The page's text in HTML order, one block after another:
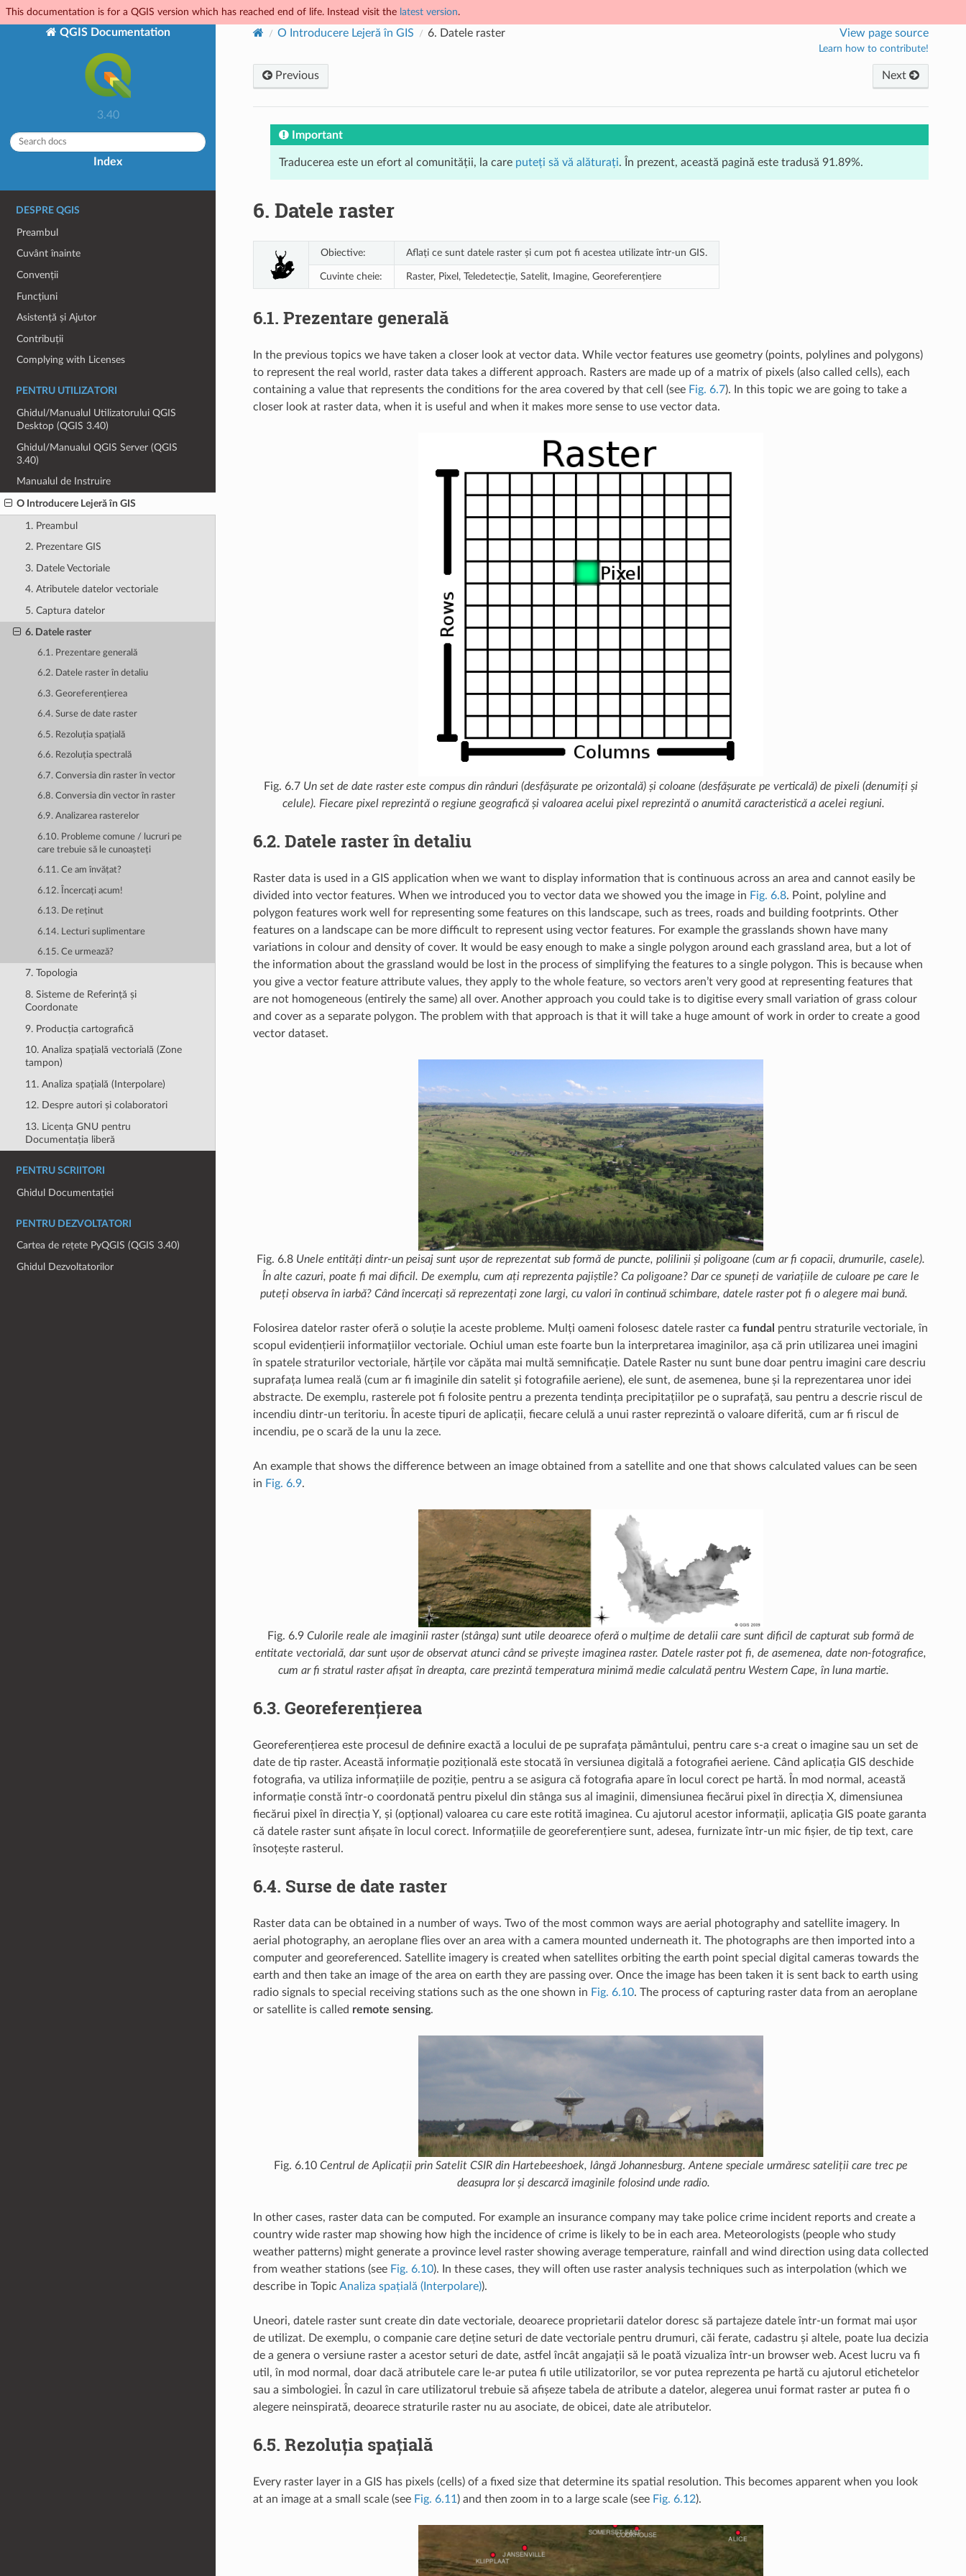
This documentation is for a QGIS version which has reached end of life. Instead visit the latest version.
QGIS Documentation
3.40
Index
DESPRE QGIS
Preambul
Cuvânt înainte
Convenții
Funcțiuni
Asistență și Ajutor
Contribuții
Complying with Licenses
PENTRU UTILIZATORI
Ghidul/Manualul Utilizatorului QGIS
Desktop (QGIS 3.40)
Ghidul/Manualul QGIS Server (QGIS
3.40)
Manualul de Instruire
O Introducere Lejeră în GIS
1. Preambul
2. Prezentare GIS
3. Datele Vectoriale
4. Atributele datelor vectoriale
5. Captura datelor
6. Datele raster
6.1. Prezentare generală
6.2. Datele raster în detaliu
6.3. Georeferențierea
6.4. Surse de date raster
6.5. Rezoluția spațială
6.6. Rezoluția spectrală
6.7. Conversia din raster în vector
6.8. Conversia din vector în raster
6.9. Analizarea rasterelor
6.10. Probleme comune / lucruri pe
care trebuie să le cunoașteți
6.11. Ce am învățat?
6.12. Încercați acum!
6.13. De reținut
6.14. Lecturi suplimentare
6.15. Ce urmează?
7. Topologia
8. Sisteme de Referință și
Coordonate
9. Producția cartografică
10. Analiza spațială vectorială (Zone
tampon)
11. Analiza spațială (Interpolare)
12. Despre autori și colaboratori
13. Licența GNU pentru
Documentația liberă
PENTRU SCRIITORI
Ghidul Documentației
PENTRU DEZVOLTATORI
Cartea de rețete PyQGIS (QGIS 3.40)
Ghidul Dezvoltatorilor
O Introducere Lejeră în GIS 6. Datele raster View page source
Learn how to contribute!
Previous Next
Important
Traducerea este un efort al comunității, la care puteți să vă alăturați. În prezent, această pagină este tradusă 91.89%.
6. Datele raster
Obiective: Aflați ce sunt datele raster și cum pot fi acestea utilizate într-un GIS.
Cuvinte cheie: Raster, Pixel, Teledetecție, Satelit, Imagine, Georeferențiere
6.1. Prezentare generală
In the previous topics we have taken a closer look at vector data. While vector features use geometry (points, polylines and polygons)
to represent the real world, raster data takes a different approach. Rasters are made up of a matrix of pixels (also called cells), each
containing a value that represents the conditions for the area covered by that cell (see Fig. 6.7). In this topic we are going to take a
closer look at raster data, when it is useful and when it makes more sense to use vector data.
Fig. 6.7 Un set de date raster este compus din rânduri (desfășurate pe orizontală) și coloane (desfășurate pe verticală) de pixeli (denumiți și
celule). Fiecare pixel reprezintă o regiune geografică și valoarea acelui pixel reprezintă o anumită caracteristică a acelei regiuni.
6.2. Datele raster în detaliu
Raster data is used in a GIS application when we want to display information that is continuous across an area and cannot easily be
divided into vector features. When we introduced you to vector data we showed you the image in Fig. 6.8. Point, polyline and
polygon features work well for representing some features on this landscape, such as trees, roads and building footprints. Other
features on a landscape can be more difficult to represent using vector features. For example the grasslands shown have many
variations in colour and density of cover. It would be easy enough to make a single polygon around each grassland area, but a lot of
the information about the grassland would be lost in the process of simplifying the features to a single polygon. This is because when
you give a vector feature attribute values, they apply to the whole feature, so vectors aren’t very good at representing features that
are not homogeneous (entirely the same) all over. Another approach you could take is to digitise every small variation of grass colour
and cover as a separate polygon. The problem with that approach is that it will take a huge amount of work in order to create a good
vector dataset.
Fig. 6.8 Unele entități dintr-un peisaj sunt ușor de reprezentat sub formă de puncte, polilinii și poligoane (cum ar fi copacii, drumurile, casele).
În alte cazuri, poate fi mai dificil. De exemplu, cum ați reprezenta pajiștile? Ca poligoane? Dar ce spuneți de variațiile de culoare pe care le
puteți observa în iarbă? Când încercați să reprezentați zone largi, cu valori în continuă schimbare, datele raster pot fi o alegere mai bună.
Folosirea datelor raster oferă o soluție la aceste probleme. Mulți oameni folosesc datele raster ca fundal pentru straturile vectoriale, în
scopul evidențierii informațiilor vectoriale. Ochiul uman este foarte bun la interpretarea imaginilor, așa că prin utilizarea unei imagini
în spatele straturilor vectoriale, hărțile vor căpăta mai multă semnificație. Datele Raster nu sunt bune doar pentru imagini care descriu
suprafața lumea reală (cum ar fi imaginile din satelit și fotografiile aeriene), ele sunt, de asemenea, bune și la reprezentarea unor idei
abstracte. De exemplu, rasterele pot fi folosite pentru a prezenta tendința precipitațiilor pe o suprafață, sau pentru a descrie riscul de
incendiu dintr-un teritoriu. În aceste tipuri de aplicații, fiecare celulă a unui raster reprezintă o valoare diferită, cum ar fi riscul de
incendiu, pe o scară de la unu la zece.
An example that shows the difference between an image obtained from a satellite and one that shows calculated values can be seen
in Fig. 6.9.
Fig. 6.9 Culorile reale ale imaginii raster (stânga) sunt utile deoarece oferă o mulțime de detalii care sunt dificil de capturat sub formă de
entitate vectorială, dar sunt ușor de observat atunci când se privește imaginea raster. Datele raster pot fi, de asemenea, date non-fotografice,
cum ar fi stratul raster afișat în dreapta, care prezintă temperatura minimă medie calculată pentru Western Cape, în luna martie.
6.3. Georeferențierea
Georeferențierea este procesul de definire exactă a locului de pe suprafața pământului, pentru care s-a creat o imagine sau un set de
date de tip raster. Această informație pozițională este stocată în versiunea digitală a fotografiei aeriene. Când aplicația GIS deschide
fotografia, va utiliza informațiile de poziție, pentru a se asigura că fotografia apare în locul corect pe hartă. În mod normal, această
informație constă într-o coordonată pentru pixelul din stânga sus al imaginii, dimensiunea fiecărui pixel în direcția X, dimensiunea
fiecărui pixel în direcția Y, și (opțional) valoarea cu care este rotită imaginea. Cu ajutorul acestor informații, aplicația GIS poate garanta
că datele raster sunt afișate în locul corect. Informațiile de georeferențiere sunt, adesea, furnizate într-un mic fișier, de tip text, care
însoțește rasterul.
6.4. Surse de date raster
Raster data can be obtained in a number of ways. Two of the most common ways are aerial photography and satellite imagery. In
aerial photography, an aeroplane flies over an area with a camera mounted underneath it. The photographs are then imported into a
computer and georeferenced. Satellite imagery is created when satellites orbiting the earth point special digital cameras towards the
earth and then take an image of the area on earth they are passing over. Once the image has been taken it is sent back to earth using
radio signals to special receiving stations such as the one shown in Fig. 6.10. The process of capturing raster data from an aeroplane
or satellite is called remote sensing.
Fig. 6.10 Centrul de Aplicații prin Satelit CSIR din Hartebeeshoek, lângă Johannesburg. Antene speciale urmăresc sateliții care trec pe
deasupra lor și descarcă imaginile folosind unde radio.
In other cases, raster data can be computed. For example an insurance company may take police crime incident reports and create a
country wide raster map showing how high the incidence of crime is likely to be in each area. Meteorologists (people who study
weather patterns) might generate a province level raster showing average temperature, rainfall and wind direction using data collected
from weather stations (see Fig. 6.10). In these cases, they will often use raster analysis techniques such as interpolation (which we
describe in Topic Analiza spațială (Interpolare)).
Uneori, datele raster sunt create din date vectoriale, deoarece proprietarii datelor doresc să partajeze datele într-un format mai ușor
de utilizat. De exemplu, o companie care deține seturi de date vectoriale pentru drumuri, căi ferate, cadastru și altele, poate lua decizia
de a genera o versiune raster a acestor seturi de date, astfel încât angajații să le poată vizualiza într-un browser web. Acest lucru va fi
util, în mod normal, doar dacă atributele care le-ar putea fi utile utilizatorilor, se vor putea reprezenta pe hartă cu ajutorul etichetelor
sau a simbologiei. În cazul în care utilizatorul trebuie să afișeze tabela de atribute a datelor, alegerea unui format raster ar putea fi o
alegere neinspirată, deoarece straturile raster nu au asociate, de obicei, date ale atributelor.
6.5. Rezoluția spațială
Every raster layer in a GIS has pixels (cells) of a fixed size that determine its spatial resolution. This becomes apparent when you look
at an image at a small scale (see Fig. 6.11 ) and then zoom in to a large scale (see Fig. 6.12).